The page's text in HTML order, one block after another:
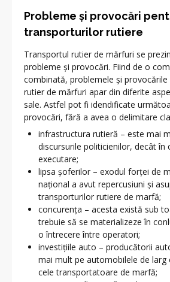
Probleme și provocări
transporturilor rutiere
Transportul rutier de mărfuri se
probleme și provocări. Fiind de o
combinată, problemele și
rutier de mărfuri apar din diferite
sale. Astfel pot fi idendificate
provocări, fără a avea o delimitare
infrastructura rutieră – este mai
discursurile politicienilor, decât în
executare;
lipsa șoferilor – exodul forței de
național a avut repercusiuni și
transporturilor rutiere de marfă;
concurența – acesta există sub
trebuie să se materializeze în
o întrecere între operatori;
investițiile auto – producătorii
mai mult pe automobilele de larg
cele transportatoare de marfă;